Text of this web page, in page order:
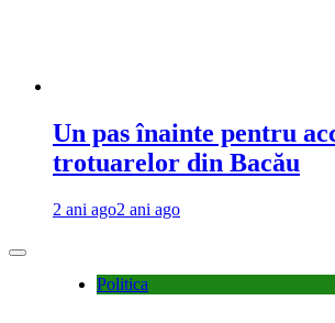
Un pas înainte pentru
trotuarelor din Bacău
2 ani ago2 ani ago
Politica